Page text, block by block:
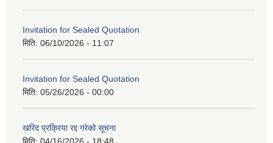
Invitation for Sealed Quotation
मिति: 06/10/2026 - 11:07
Invitation for Sealed Quotation
मिति: 05/26/2026 - 00:00
खरिद प्रक्रिया रद्द गरेको सूचना